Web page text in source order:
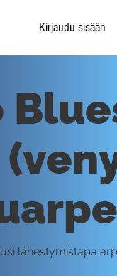
Kirjaudu sisään
lähestymistapa